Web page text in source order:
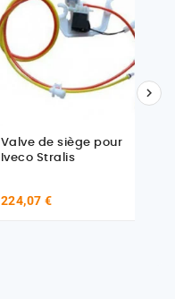
Valve de siège pour
Iveco Stralis
224,07 €
